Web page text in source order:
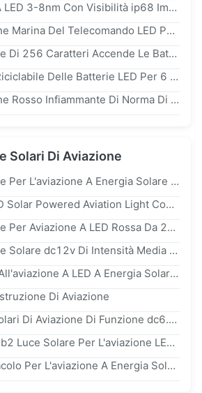
Lanterna Marina A LED 3-8nm Con Visibilità ip68 Impermeabile E Durata Di 100.000 Ore
Luci Di Navigazione Marina Del Telecomando LED Per 4 Miglia Marine Di Navigazione
Un Marinaio Solare Di 256 Caratteri Accende Le Batterie Riciclabili Di Funzione Di Syn Di GPS
Lanterna Marina Riciclabile Delle Batterie LED Per 6 Miglia Marine Di Navigazione 150cd
Colore D'emissione Rosso Infiammante Di Norma Di Protezione Delle Luci Di Navigazione Marina Del LED ip67
Solari Di Aviazione
Luce Di Ostruzione Per L'aviazione A Energia Solare Rosso 20fpm Con Batteria Agli Ioni Di Litio E Riflettore In Policarbonato Protetto Dagli UV
2000cd CREE LED Solar Powered Aviation Light Con Uscita A 360 Gradi Per La Marcatura Degli Ostacoli
Luce Di Ostruzione Per Aviazione A LED Rossa Da 2000 Cd, Alimentata A Energia Solare, Con Batteria Agli Ioni Di Litio E Policarbonato Protetto Dai Raggi UV
Luce Di Ostruzione Solare dc12v Di Intensità Media Di Tipo B Per Uso Aereo E Torre
Luce Di Ostacolo All'aviazione A LED A Energia Solare Con Tramonto-Alba Automaticamente, Batteria Agli Ioni Di Litio E Uscita Di 20w
Di Aviazione
Luci Alimentate Solari Di Aviazione Di Funzione dc6.4v Di GPS Per La Gru A Torre
ANNHUNG AH-LI-b2 Luce Solare Per L'aviazione LED Rossa Stabile ip66
l864 Luce Di Ostacolo Per L'aviazione A Energia Solare Con Forte Anticorrosione E Protezione UV Per Applicazioni Di Intensità Media Di Tipo B